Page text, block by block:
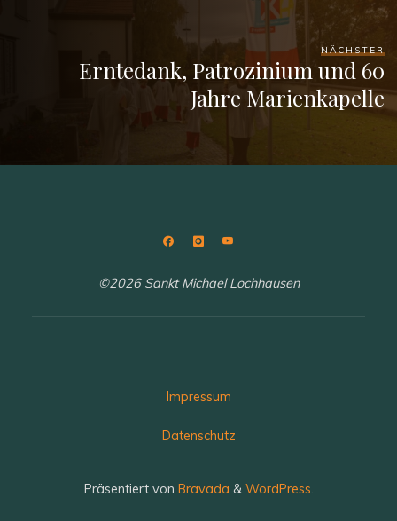
NÄCHSTER
Erntedank, Patrozinium und 60
Jahre Marienkapelle
©2026 Sankt Michael Lochhausen
Impressum
Datenschutz
Präsentiert von Bravada & WordPress.